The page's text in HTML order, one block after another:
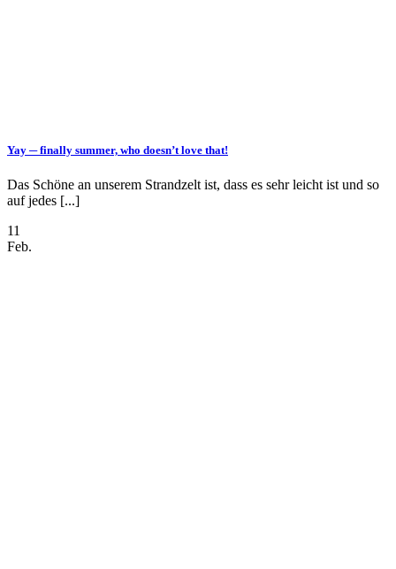
Yay ─ finally summer, who doesn’t love that!
Das Schöne an unserem Strandzelt ist, dass es sehr leicht ist und so
auf jedes [...]
11
Feb.